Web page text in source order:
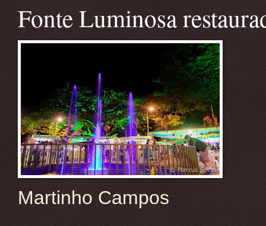
Fonte Luminosa
Martinho Campos